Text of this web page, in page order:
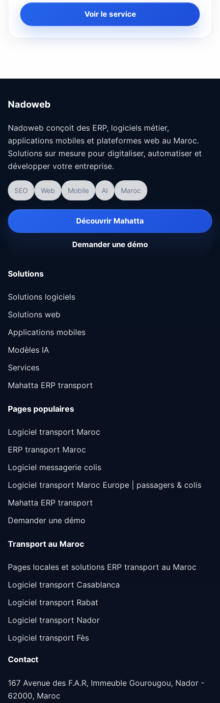
Voir le service
Nadoweb
Nadoweb conçoit des ERP, logiciels métier,
applications mobiles et plateformes web au Maroc.
Solutions sur mesure pour digitaliser, automatiser et
développer votre entreprise.
SEO Web Mobile AI Maroc
Découvrir Mahatta
Demander une démo
Solutions
Solutions logiciels
Solutions web
Applications mobiles
Modèles IA
Services
Mahatta ERP transport
Pages populaires
Logiciel transport Maroc
ERP transport Maroc
Logiciel messagerie colis
Logiciel transport Maroc Europe | passagers & colis
Mahatta ERP transport
Demander une démo
Transport au Maroc
Pages locales et solutions ERP transport au Maroc
Logiciel transport Casablanca
Logiciel transport Rabat
Logiciel transport Nador
Logiciel transport Fès
Contact
167 Avenue des F.A.R, Immeuble Gourougou, Nador -
62000, Maroc